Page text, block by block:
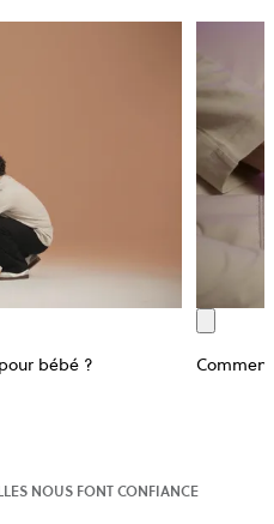
bébé ?
NOUS FONT CONFIANCE